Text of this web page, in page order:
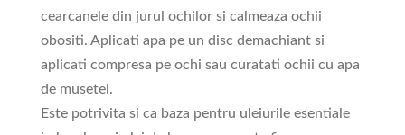
cearcanele din jurul ochilor si calmeaza ochii
obositi. Aplicati apa pe un disc demachiant si
aplicati compresa pe ochi sau curatati ochii cu apa
de musetel.
Este potrivita si ca baza pentru uleiurile esentiale